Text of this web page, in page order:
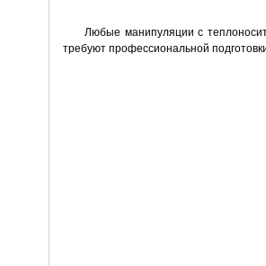
Любые манипуляции с
требуют профессиональной